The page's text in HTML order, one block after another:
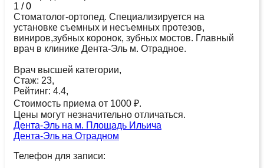
1 /0
Стоматолог-ортопед. Специализируется на
установке съемных и несъемных протезов,
виниров,зубных коронок, зубных мостов. Главный
врач в клинике Дента-Эль м. Отрадное.
Врач высшей категории,
Стаж: 23,
Рейтинг: 4.4,
Стоимость приема от 1000 ₽.
Цены могут незначительно отличаться.
Дента-Эль на м. Площадь Ильича
Дента-Эль на Отрадном
Телефон для записи: